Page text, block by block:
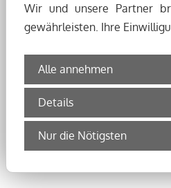
Wir und unsere Partner
gewährleisten. Ihre
Alle annehmen
Details
Nur die Nötigsten